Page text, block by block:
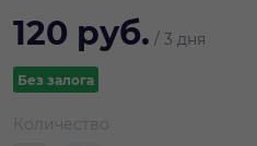
120 руб. / 3 дня
Без залога
Количество